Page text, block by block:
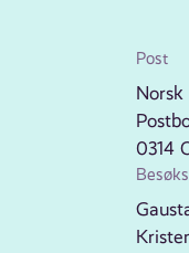
Post
Norsk
0314